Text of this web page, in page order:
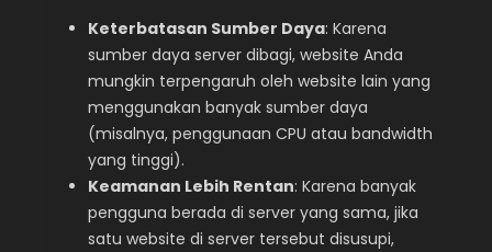
Keterbatasan Sumber Daya: Karena
sumber daya server dibagi, website Anda
mungkin terpengaruh oleh website lain yang
menggunakan banyak sumber daya
(misalnya, penggunaan CPU atau bandwidth
yang tinggi).
Keamanan Lebih Rentan: Karena banyak
pengguna berada di server yang sama, jika
satu website di server tersebut disusupi,